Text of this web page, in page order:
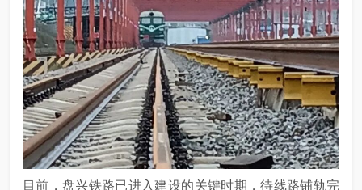
目前，盘兴铁路已进入建设的关键时期，待线路铺轨完